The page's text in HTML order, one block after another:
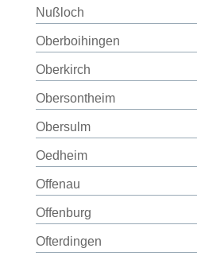
Nußloch
Oberboihingen
Oberkirch
Obersontheim
Obersulm
Oedheim
Offenau
Offenburg
Ofterdingen